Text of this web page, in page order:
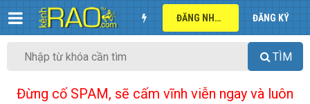
ĐĂNG NHẬP ĐĂNG KÝ
TÌM
Đừng cố SPAM, sẽ cấm vĩnh viễn ngay và luôn